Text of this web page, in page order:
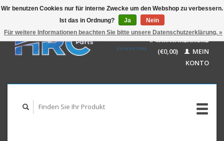
GBP
USD
AUD
Deutsch
English
IHR WARENKORB
(€0,00)
MEIN
KONTO
Wir benutzen Cookies nur für interne Zwecke um den Webshop zu verbessern.
Ist das in Ordnung?
Ja
Nein
Für weitere Informationen beachten Sie bitte unsere Datenschutzerklärung. »